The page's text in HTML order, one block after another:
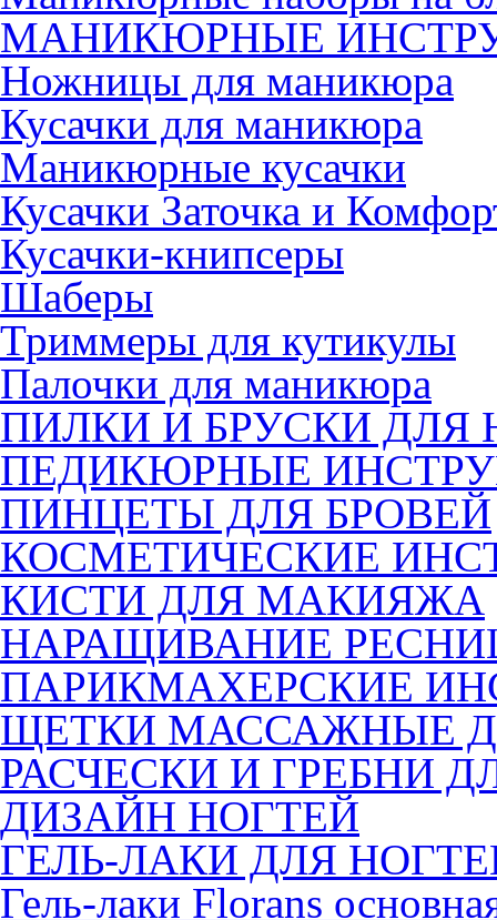
МАНИКЮРНЫЕ
Ножницы для маникюра
Кусачки для маникюра
Маникюрные кусачки
Кусачки Заточка и
Кусачки-книпсеры
Шаберы
Триммеры для кутикулы
Палочки для маникюра
ПИЛКИ И БРУСКИ ДЛЯ
ПЕДИКЮРНЫЕ
ПИНЦЕТЫ ДЛЯ БРОВЕЙ
КОСМЕТИЧЕСКИЕ
КИСТИ ДЛЯ МАКИЯЖА
НАРАЩИВАНИЕ
ПАРИКМАХЕРСКИЕ
ЩЕТКИ МАССАЖНЫЕ
РАСЧЕСКИ И ГРЕБНИ
ДИЗАЙН НОГТЕЙ
ГЕЛЬ-ЛАКИ ДЛЯ
Гель-лаки Florans